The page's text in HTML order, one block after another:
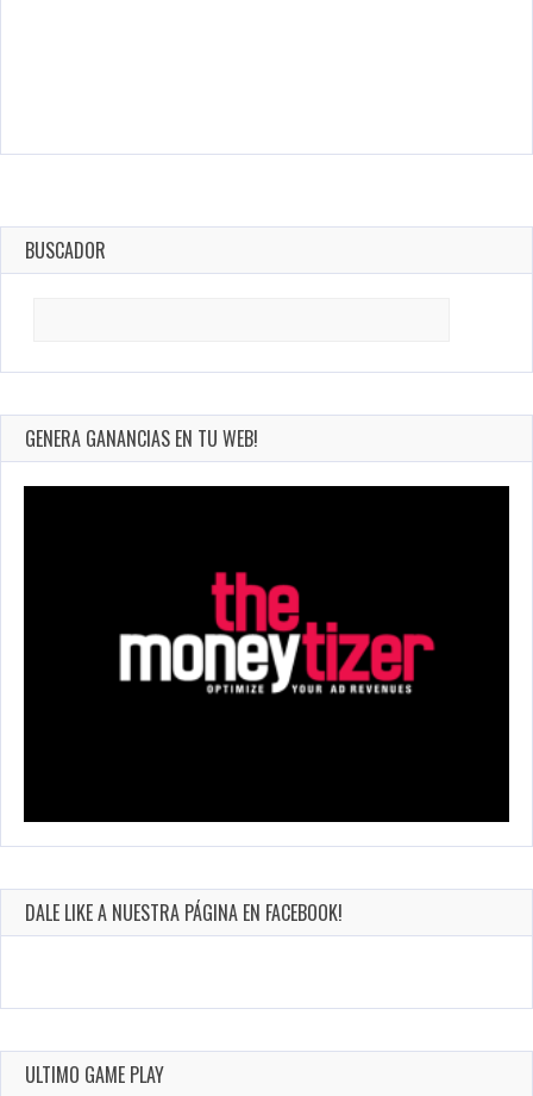
BUSCADOR
GENERA GANANCIAS EN TU WEB!
DALE LIKE A NUESTRA PÁGINA EN FACEBOOK!
ULTIMO GAME PLAY